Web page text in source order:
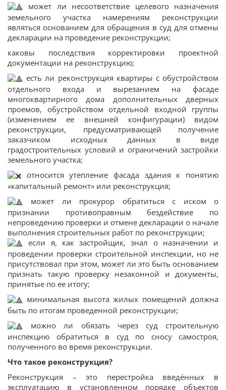
может ли несоответствие целевого назначения
земельного участка намерениям реконструкции
являться основанием для обращения в суд для отмены
декларации на проведение реконструкции;
каковы последствия корректировки проектной
документации на реконструкцию;
есть ли реконструкция квартиры с обустройством
отдельного входа и вырезанием на фасаде
многоквартирного дома дополнительных дверных
проемов, обустройством отдельной входной группы
(изменением ее внешней конфигурации) видом
реконструкции, предусматривающей получение
заказчиком исходных данных в виде
градостроительных условий и ограничений застройки
земельного участка;
относится утепление фасада здания к понятию
«капитальный ремонт» или реконструкция;
может ли прокурор обратиться с иском о
признании противоправным бездействие по
непроведению проверки и отмене декларации о начале
выполнения строительных работ по реконструкции;
если я, как застройщик, знал о назначении и
проведении проверки строительной инспекции, но не
присутствовал при этом, может ли это быть основанием
признать такую проверку незаконной и документы,
принятые по ее итогу;
минимальная высота жилых помещений должна
быть по итогам проведенной реконструкции;
можно ли обязать через суд строительную
инспекцию обратиться в суд по сносу самостроя,
полученного во время реконструкции.
Что такое реконструкция?
Реконструкция – это перестройка введённых в
эксплуатацию в установленном порядке объектов